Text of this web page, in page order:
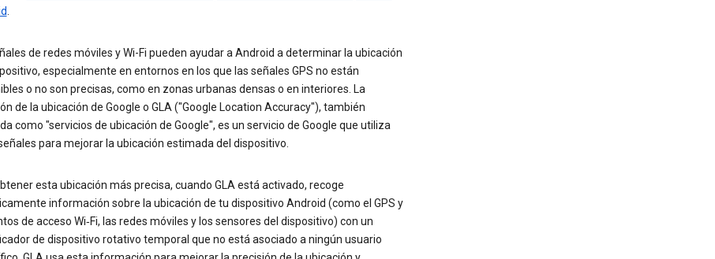
de redes móviles y Wi-Fi pueden ayudar a Android a determinar la ubicación
especialmente en entornos en los que las señales GPS no están
o no son precisas, como en zonas urbanas densas o en interiores. La
de la ubicación de Google o GLA ("Google Location Accuracy"), también
como "servicios de ubicación de Google", es un servicio de Google que utiliza
para mejorar la ubicación estimada del dispositivo.
esta ubicación más precisa, cuando GLA está activado, recoge
información sobre la ubicación de tu dispositivo Android (como el GPS y
de acceso Wi‐Fi, las redes móviles y los sensores del dispositivo) con un
de dispositivo rotativo temporal que no está asociado a ningún usuario